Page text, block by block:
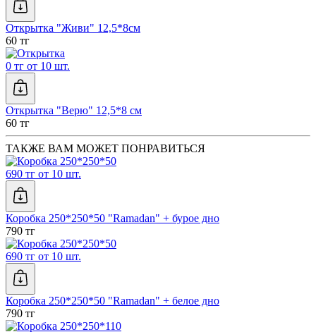
Открытка "Живи" 12,5*8см
60 тг
0 тг от 10 шт.
Открытка "Верю" 12,5*8 см
60 тг
ТАКЖЕ ВАМ МОЖЕТ ПОНРАВИТЬСЯ
690 тг от 10 шт.
Коробка 250*250*50 "Ramadan" + бурое дно
790 тг
690 тг от 10 шт.
Коробка 250*250*50 "Ramadan" + белое дно
790 тг